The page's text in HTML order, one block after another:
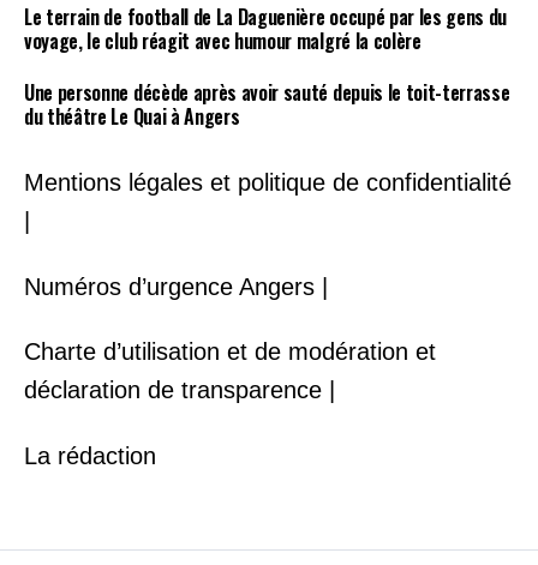
Le terrain de football de La Daguenière occupé par les gens du
voyage, le club réagit avec humour malgré la colère
Une personne décède après avoir sauté depuis le toit-terrasse
du théâtre Le Quai à Angers
Mentions légales et politique de confidentialité
Numéros d’urgence Angers |
Charte d’utilisation et de modération et
déclaration de transparence |
La rédaction